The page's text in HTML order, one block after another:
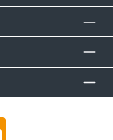
de.linkedin.com/company/